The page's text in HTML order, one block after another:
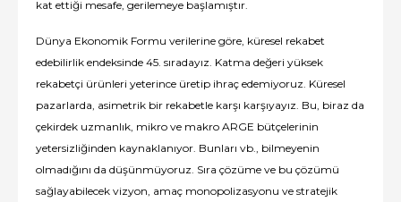
kat ettiği mesafe, gerilemeye başlamıştır.
Dünya Ekonomik Formu verilerine göre, küresel rekabet
edebilirlik endeksinde 45. sıradayız. Katma değeri yüksek
rekabetçi ürünleri yeterince üretip ihraç edemiyoruz. Küresel
pazarlarda, asimetrik bir rekabetle karşı karşıyayız. Bu, biraz da
çekirdek uzmanlık, mikro ve makro ARGE bütçelerinin
yetersizliğinden kaynaklanıyor. Bunları vb., bilmeyenin
olmadığını da düşünmüyoruz. Sıra çözüme ve bu çözümü
sağlayabilecek vizyon, amaç monopolizasyonu ve stratejik